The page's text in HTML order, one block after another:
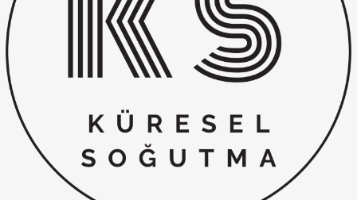
Fan
Fırın, Ocak ve Aspiratör
Klima
Kombi